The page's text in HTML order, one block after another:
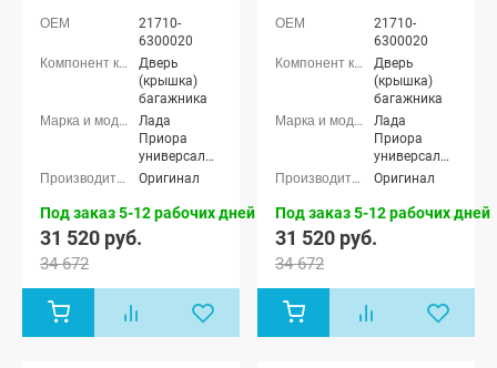
21710-
6300020
Дверь
(крышка)
багажника
Лада
Приора
универсал
(ВАЗ 2171)
Оригинал
Под заказ 5-12 рабочих дней
31 520 руб.
34 672
21710-
6300020
Дверь
(крышка)
багажника
Лада
Приора
универсал
(ВАЗ 2171)
Оригинал
Под заказ 5-12 рабочих дней
31 520 руб.
34 672